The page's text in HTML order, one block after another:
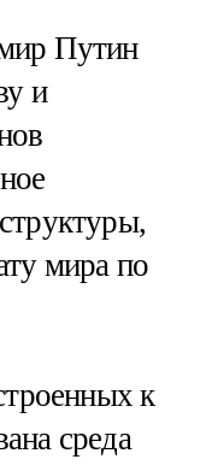
Путин
и
мира по
к
среда